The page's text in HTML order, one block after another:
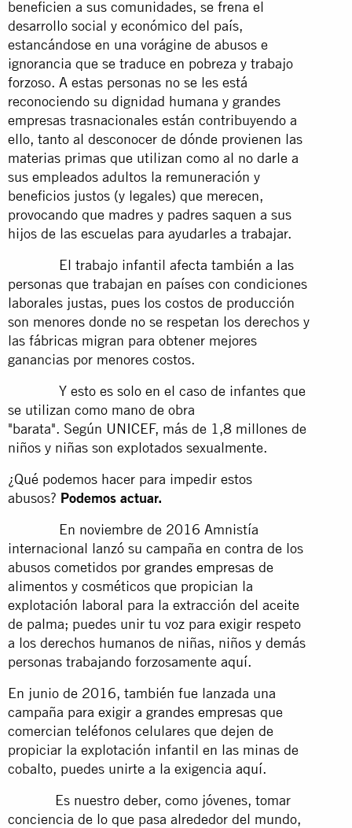
beneficien a sus comunidades, se frena el
desarrollo social y económico del país,
estancándose en una vorágine de abusos e
ignorancia que se traduce en pobreza y trabajo
forzoso. A estas personas no se les está
reconociendo su dignidad humana y grandes
empresas trasnacionales están contribuyendo a
ello, tanto al desconocer de dónde provienen las
materias primas que utilizan como al no darle a
sus empleados adultos la remuneración y
beneficios justos (y legales) que merecen,
provocando que madres y padres saquen a sus
hijos de las escuelas para ayudarles a trabajar.
El trabajo infantil afecta también a las
personas que trabajan en países con condiciones
laborales justas, pues los costos de producción
son menores donde no se respetan los derechos y
las fábricas migran para obtener mejores
ganancias por menores costos.
Y esto es solo en el caso de infantes que
se utilizan como mano de obra
"barata". Según UNICEF, más de 1,8 millones de
niños y niñas son explotados sexualmente.
¿Qué podemos hacer para impedir estos
abusos? Podemos actuar.
En noviembre de 2016 Amnistía
internacional lanzó su campaña en contra de los
abusos cometidos por grandes empresas de
alimentos y cosméticos que propician la
explotación laboral para la extracción del aceite
de palma; puedes unir tu voz para exigir respeto
a los derechos humanos de niñas, niños y demás
personas trabajando forzosamente aquí.
En junio de 2016, también fue lanzada una
campaña para exigir a grandes empresas que
comercian teléfonos celulares que dejen de
propiciar la explotación infantil en las minas de
cobalto, puedes unirte a la exigencia aquí.
Es nuestro deber, como jóvenes, tomar
conciencia de lo que pasa alrededor del mundo,